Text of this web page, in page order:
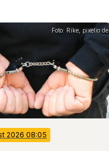
Foto: Rike, pixelio.de
2026 08:05